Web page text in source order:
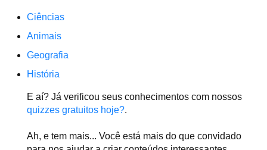
Ciências
Animais
Geografia
História
E aí? Já verificou seus conhecimentos com nossos
quizzes gratuitos hoje?.
Ah, e tem mais... Você está mais do que convidado